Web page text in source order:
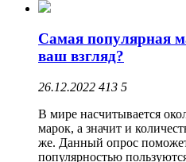
Самая популярная
ваш взгляд?
26.12.2022 413 5
В мире насчитывается
марок, а значит и
же. Данный опрос
популярностью